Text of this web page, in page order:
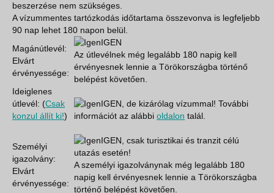
beszerzése nem szükséges.
A vízummentes tartózkodás időtartama összevonva is legfeljebb
90 nap lehet 180 napon belül.
Magánútlevél:
Elvárt
érvényessége:
IGEN
Az útlevélnek még legalább 180 napig kell
érvényesnek lennie a Törökországba történő
belépést követően.
Ideiglenes
útlevél: (Csak
konzul állít ki!)
IGEN, de kizárólag vízummal! További
információt az alábbi oldalon talál.
Személyi
igazolvány:
Elvárt
érvényessége:
IGEN, csak turisztikai és tranzit célú
utazás esetén!
A személyi igazolványnak még legalább 180
napig kell érvényesnek lennie a Törökországba
történő belépést követően.